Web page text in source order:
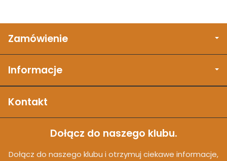
Zamówienie
Informacje
Kontakt
Dołącz do naszego klubu.
Dołącz do naszego klubu i otrzymuj ciekawe informacje,